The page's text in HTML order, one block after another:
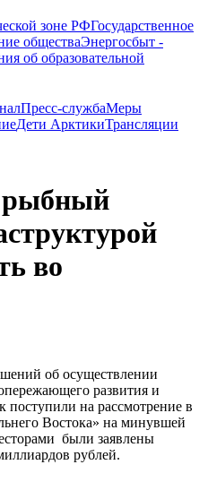
зоне РФГосударственное
обществаЭнергосбыт -
об образовательной
Пресс-службаМеры
Дети АрктикиТрансляции
рыбный
во
об осуществлении
развития и
поступили на рассмотрение в
Востока» на минувшей
были заявлены
рублей.